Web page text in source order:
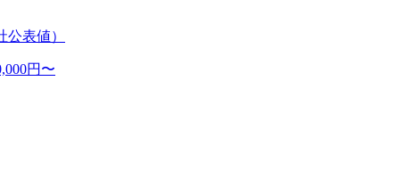
表値）
円〜